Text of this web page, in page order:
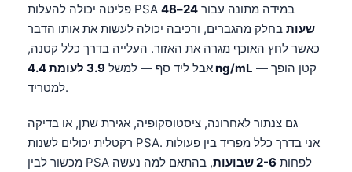
פליטה יכולה להעלות PSA במידה מתונה עבור
24–48
שעות בחלק מהגברים, ורכיבה יכולה לעשות את אותו הדבר
כאשר לחץ האוכף מגרה את האזור. העלייה בדרך כלל קטנה,
אבל ליד סף — למשל3.9 לעומת 4.4 ng/mL — קטן הופך
למטריד.
גם צנתור לאחרונה, ציסטוסקופיה, אגירת שתן, או בדיקה
רקטלית יכולים לשנות PSA. אני בדרך כלל מפריד בין פעולות
מכשור לבין PSA לפחות 2-6 שבועות
, בהתאם למה נעשה
كوردی‎
پښتو
සිංහල
অসমীয়া
Galego
Latviešu valoda